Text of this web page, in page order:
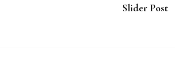
Slider Post